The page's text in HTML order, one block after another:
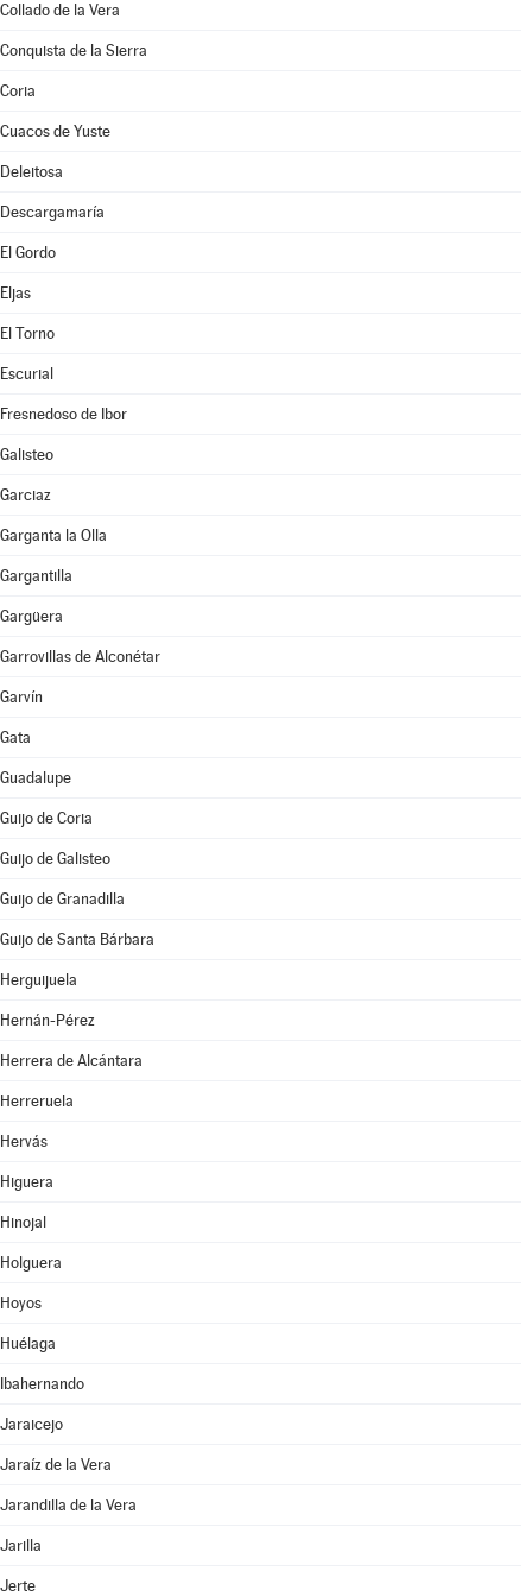
Collado de la Vera
Conquista de la Sierra
Coria
Cuacos de Yuste
Deleitosa
Descargamaría
El Gordo
Eljas
El Torno
Escurial
Fresnedoso de Ibor
Galisteo
Garciaz
Garganta la Olla
Gargantilla
Gargüera
Garrovillas de Alconétar
Garvín
Gata
Guadalupe
Guijo de Coria
Guijo de Galisteo
Guijo de Granadilla
Guijo de Santa Bárbara
Herguijuela
Hernán-Pérez
Herrera de Alcántara
Herreruela
Hervás
Higuera
Hinojal
Holguera
Hoyos
Huélaga
Ibahernando
Jaraicejo
Jaraíz de la Vera
Jarandilla de la Vera
Jarilla
Jerte